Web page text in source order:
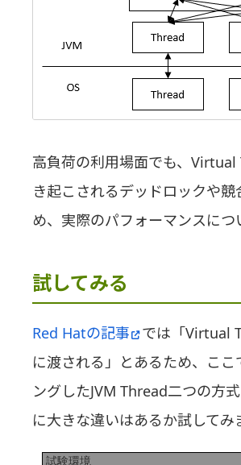
高負荷の利用場面でも、
き起こされるデッドロックや
め、実際のパフォーマンスにつ
試してみる
Red Hatの記事
では「Virtual
に渡される」とあるため、こ
ングしたJVM Thread二つの方
に大きな違いはあるか試してみ
試験環境